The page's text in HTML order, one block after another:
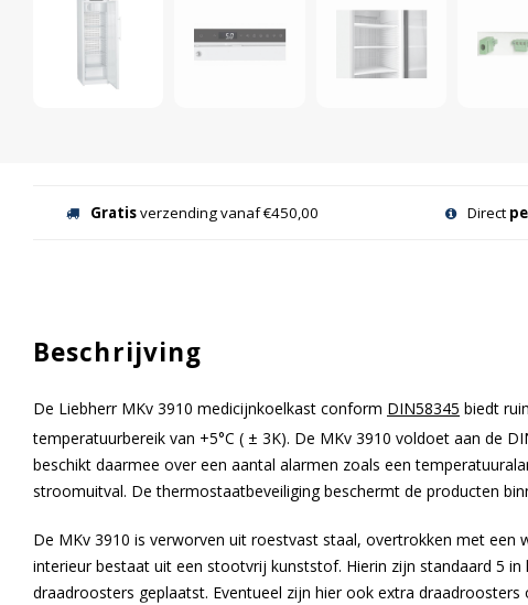
Gratisverzending vanaf €450,00 Direct
Beschrijving
De Liebherr MKv 3910 medicijnkoelkast conform DIN58345 biedt
temperatuurbereik van +5°C ( ± 3K). De MKv 3910 voldoet aan de
beschikt daarmee over een aantal alarmen zoals een
stroomuitval. De thermostaatbeveiliging beschermt de producten
De MKv 3910 is verworven uit roestvast staal, overtrokken met een
interieur bestaat uit een stootvrij kunststof. Hierin zijn standaard 5 in
draadroosters geplaatst. Eventueel zijn hier ook extra